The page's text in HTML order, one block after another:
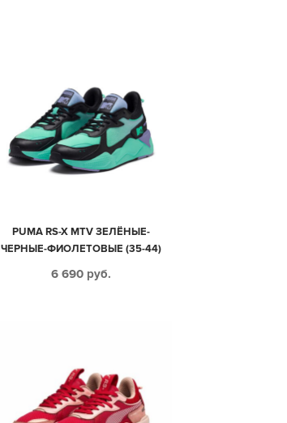
PUMA RS-X MTV ЗЕЛЁНЫЕ-
ЧЕРНЫЕ-ФИОЛЕТОВЫЕ (35-44)
6 690 руб.